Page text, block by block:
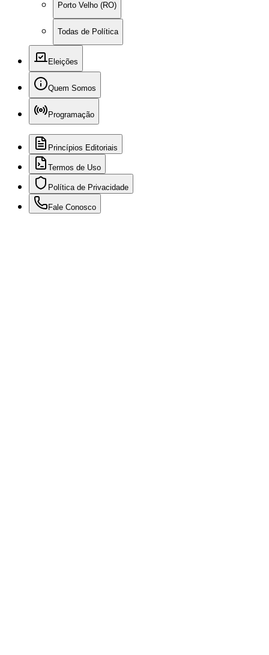
Porto Velho (RO)
Todas de Política
Eleições
Quem Somos
Programação
Princípios Editoriais
Termos de Uso
Política de Privacidade
Fale Conosco